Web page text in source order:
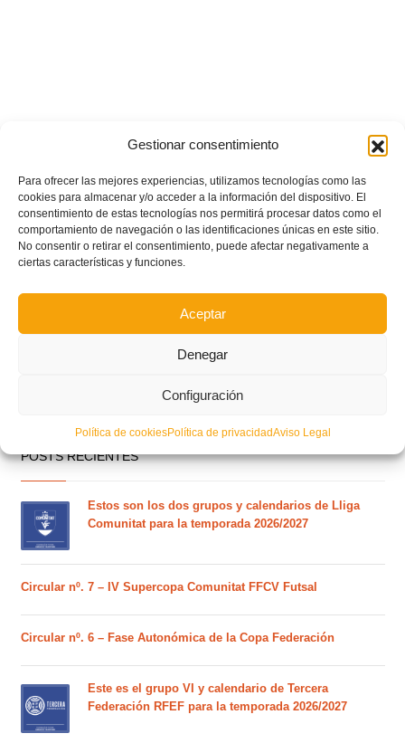
Gestionar consentimiento
Para ofrecer las mejores experiencias, utilizamos tecnologías como las
cookies para almacenar y/o acceder a la información del dispositivo. El
consentimiento de estas tecnologías nos permitirá procesar datos como el
comportamiento de navegación o las identificaciones únicas en este sitio.
No consentir o retirar el consentimiento, puede afectar negativamente a
ciertas características y funciones.
Aceptar
Denegar
Configuración
Política de cookiesPolítica de privacidadAviso Legal
POSTS RECIENTES
Estos son los dos grupos y calendarios de Lliga
Comunitat para la temporada 2026/2027
Circular nº. 7 – IV Supercopa Comunitat FFCV Futsal
Circular nº. 6 – Fase Autonómica de la Copa Federación
Este es el grupo VI y calendario de Tercera
Federación RFEF para la temporada 2026/2027